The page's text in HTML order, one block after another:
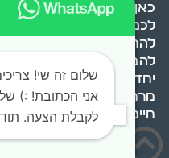
כאן כדי לעזור
לכם
להתמודד,
להבין ולשנות.
יחד, ניצור
מרחב
חיים בריא ומאוזן.
שלום זה שי!
אני הכתובת! :)
לקבלת הצעה.